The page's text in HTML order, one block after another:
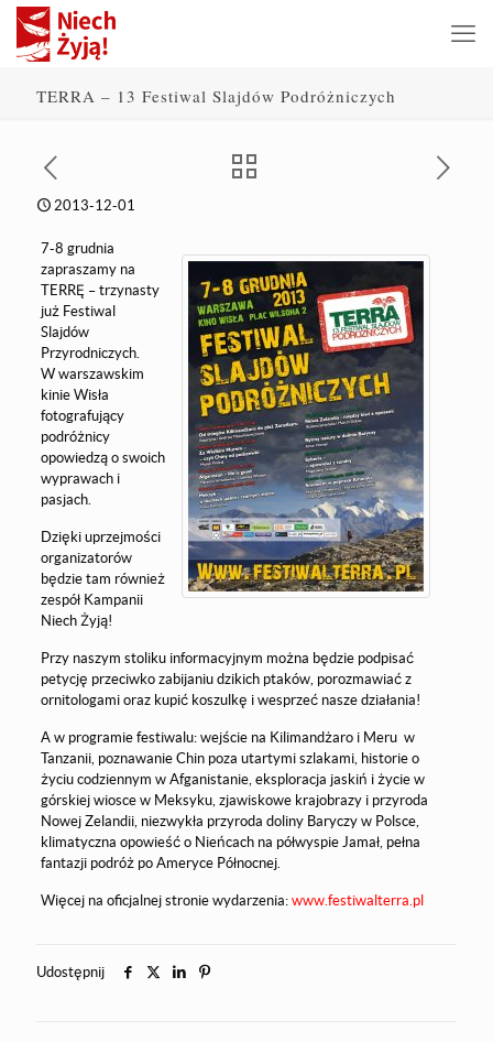
TERRA – 13 Festiwal Slajdów Podróżniczych
2013-12-01
7-8 grudnia
zapraszamy na
TERRĘ – trzynasty
już Festiwal
Slajdów
Przyrodniczych.
W warszawskim
kinie Wisła
fotografujący
podróżnicy
opowiedzą o swoich
wyprawach i
pasjach.
Dzięki uprzejmości
organizatorów
będzie tam również
zespół Kampanii
Niech Żyją!
Przy naszym stoliku informacyjnym można będzie podpisać
petycję przeciwko zabijaniu dzikich ptaków, porozmawiać z
ornitologami oraz kupić koszulkę i wesprzeć nasze działania!
A w programie festiwalu: wejście na Kilimandżaro i Meru w
Tanzanii, poznawanie Chin poza utartymi szlakami, historie o
życiu codziennym w Afganistanie, eksploracja jaskiń i życie w
górskiej wiosce w Meksyku, zjawiskowe krajobrazy i przyroda
Nowej Zelandii, niezwykła przyroda doliny Baryczy w Polsce,
klimatyczna opowieść o Nieńcach na półwyspie Jamał, pełna
fantazji podróż po Ameryce Północnej.
Więcej na oficjalnej stronie wydarzenia: www.festiwalterra.pl
Udostępnij